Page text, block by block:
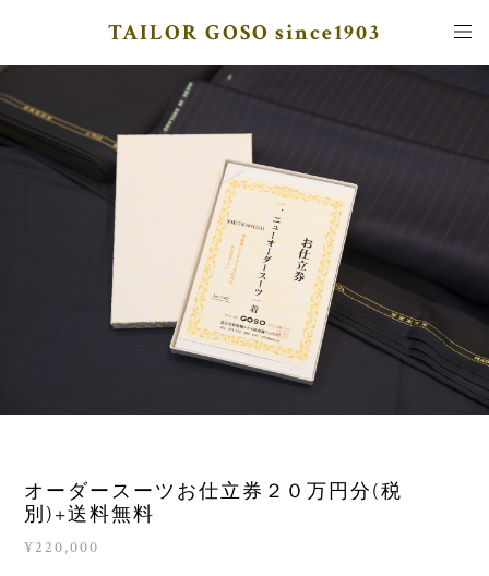
TAILOR GOSO since1903
オーダースーツお仕立券２０万円分(税
別)+送料無料
¥220,000